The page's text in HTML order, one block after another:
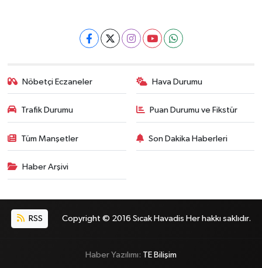
Nöbetçi Eczaneler Hava Durumu
Trafik Durumu Puan Durumu ve Fikstür
Tüm Manşetler Son Dakika Haberleri
Haber Arşivi
RSS Copyright © 2016 Sıcak Havadis Her hakkı saklıdır.
Haber Yazılımı: TE Bilişim